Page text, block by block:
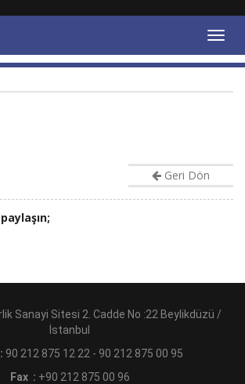
Geri Dön
Sanayi Sitesi 2. Cadde No :22 Beylikdüzü /
İstanbul
90 212 875 12 22 - 90 212 875 00 95
Fax : +90 212 875 00 96